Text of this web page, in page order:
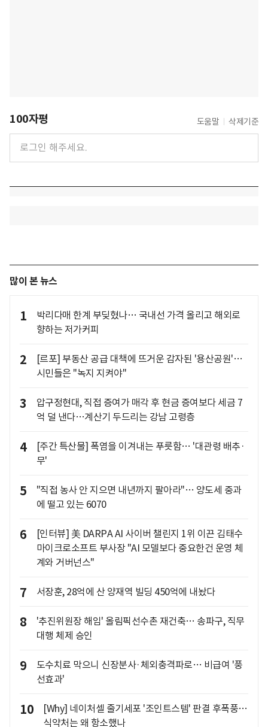
100자평 도움말 삭제기준
많이 본 뉴스
1
박리다매 한계 부딪혔나… 국내선 가격 올리고 해외로
향하는 저가커피
2
[르포] 부동산 공급 대책에 뜨거운 감자된 '용산공원'…
시민들은 "녹지 지켜야"
3
압구정현대, 직접 증여가 매각 후 현금 증여보다 세금 7
억 덜 낸다…계산기 두드리는 강남 고령층
4
[주간 특산물] 폭염을 이겨내는 푸릇함… '대관령 배추·
무'
5
"직접 농사 안 지으면 내년까지 팔아라"… 양도세 중과
에 떨고 있는 6070
6
[인터뷰] 美 DARPA AI 사이버 챌린지 1위 이끈 김태수
마이크로소프트 부사장 "AI 모델보다 중요한건 운영 체
계와 거버넌스"
7 서장훈, 28억에 산 양재역 빌딩 450억에 내놨다
8
'추진위원장 해임' 올림픽선수촌 재건축… 송파구, 직무
대행 체제 승인
9
도수치료 막으니 신장분사·체외충격파로… 비급여 '풍
선효과'
10
[Why] 네이처셀 줄기세포 '조인트스템' 판결 후폭풍…
식약처는 왜 항소했나